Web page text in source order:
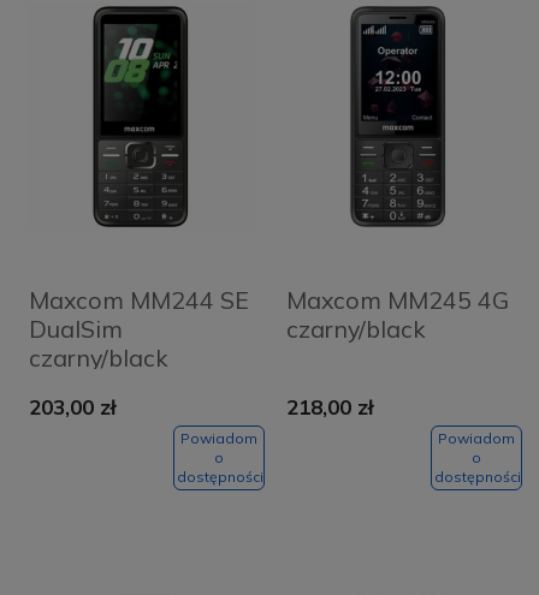
Maxcom MM244 SE
DualSim
czarny/black
203,00 zł
Powiadom
o
dostępności
Maxcom MM245 4G
czarny/black
218,00 zł
Powiadom
o
dostępności